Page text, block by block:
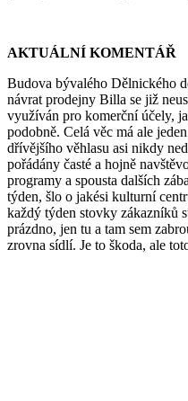
AKTUÁLNÍ KOMENTÁŘ
Budova bývalého Dělnického
návrat prodejny Billa se již
využíván pro komerční účely,
podobně. Celá věc má ale
dřívějšího věhlasu asi nikdy
pořádány časté a hojně
programy a spousta dalších
týden, šlo o jakési kulturní
každý týden stovky zákazníků
prázdno, jen tu a tam sem
zrovna sídlí. Je to škoda, ale